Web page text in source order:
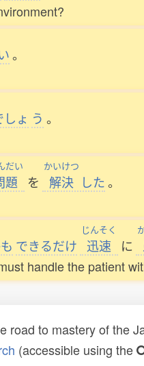
。
しょ う 。
だい
題 を
かいけつ
解決 した 。
できるだけ
じんそく
迅速 に
handle the patient
to mastery of the
(accessible using the